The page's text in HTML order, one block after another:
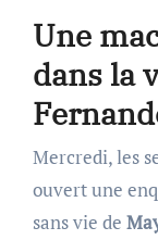
Une
dans la
Mercredi, les
ouvert une
sans vie de